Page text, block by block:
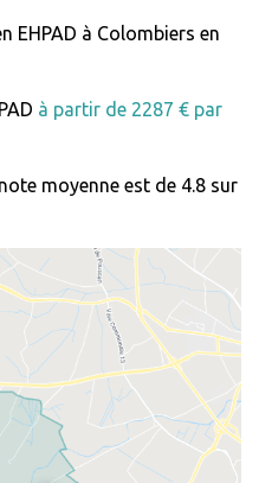
EHPAD à Colombiers en
à partir de 2287 € par
moyenne est de 4.8 sur